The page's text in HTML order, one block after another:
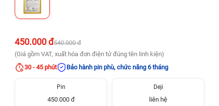
450.000 đ540.000 đ
(Giá gồm VAT, xuất hóa đơn điện tử đúng tên linh kiện)
30 - 45 phút
Bảo hành pin phù, chức năng 6 tháng
Pin
450.000 đ
Deji
liên hệ